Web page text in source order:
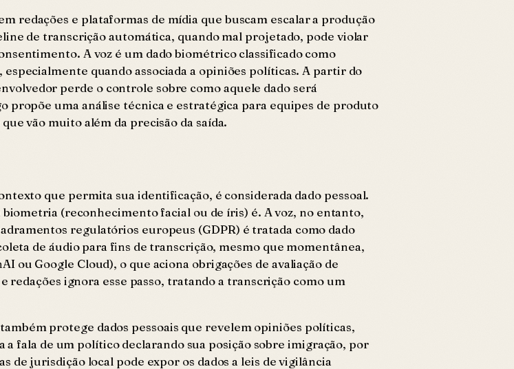
redações e plataformas de mídia que buscam escalar a produção
de transcrição automática, quando mal projetado, pode violar
A voz é um dado biométrico classificado como
quando associada a opiniões políticas. A partir do
perde o controle sobre como aquele dado será
propõe uma análise técnica e estratégica para equipes de produto
vão muito além da precisão da saída.
que permita sua identificação, é considerada dado pessoal.
(reconhecimento facial ou de íris) é. A voz, no entanto,
regulatórios europeus (GDPR) é tratada como dado
de áudio para fins de transcrição, mesmo que momentânea,
ou Google Cloud), o que aciona obrigações de avaliação de
ignora esse passo, tratando a transcrição como um
protege dados pessoais que revelem opiniões políticas,
fala de um político declarando sua posição sobre imigração, por
de jurisdição local pode expor os dados a leis de vigilância